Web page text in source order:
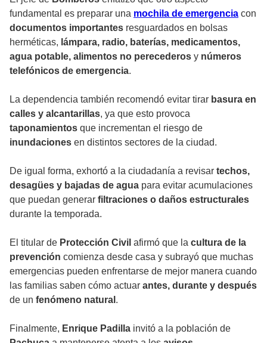
fundamental es preparar una mochila de emergencia con
documentos importantes resguardados en bolsas
herméticas, lámpara, radio, baterías, medicamentos,
agua potable, alimentos no perecederos y números
telefónicos de emergencia.
La dependencia también recomendó evitar tirar basura en
calles y alcantarillas, ya que esto provoca
taponamientos que incrementan el riesgo de
inundaciones en distintos sectores de la ciudad.
De igual forma, exhortó a la ciudadanía a revisar techos,
desagües y bajadas de agua para evitar acumulaciones
que puedan generar filtraciones o daños estructurales
durante la temporada.
El titular de Protección Civil afirmó que la cultura de la
prevención comienza desde casa y subrayó que muchas
emergencias pueden enfrentarse de mejor manera cuando
las familias saben cómo actuar antes, durante y después
de un fenómeno natural .
Finalmente, Enrique Padilla invitó a la población de